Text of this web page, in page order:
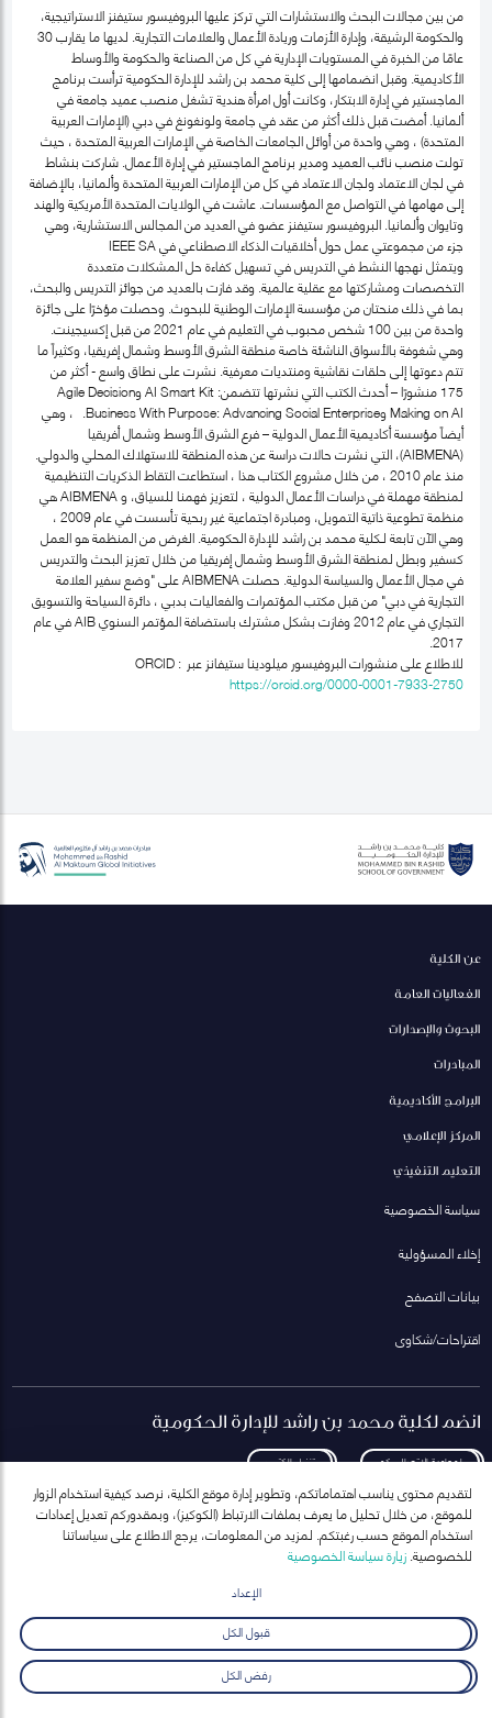
من بين مجالات البحث والاستشارات التي تركز عليها البروفيسور ستيفنز الاستراتيجية،
والحكومة الرشيقة، وإدارة الأزمات وريادة الأعمال والعلامات التجارية. لديها ما يقارب 30
عامًا من الخبرة في المستويات الإدارية في كل من الصناعة والحكومة والأوساط
الأكاديمية. وقبل انضمامها إلى كلية محمد بن راشد للإدارة الحكومية ترأست برنامج
الماجستير في إدارة الابتكار، وكانت أول امرأة هندية تشغل منصب عميد جامعة في
ألمانيا. أمضت قبل ذلك أكثر من عقد في جامعة ولونغونغ في دبي (الإمارات العربية
المتحدة) ، وهي واحدة من أوائل الجامعات الخاصة في الإمارات العربية المتحدة ، حيث
تولت منصب نائب العميد ومدير برنامج الماجستير في إدارة الأعمال. شاركت بنشاط
في لجان الاعتماد ولجان الاعتماد في كل من الإمارات العربية المتحدة وألمانيا، بالإضافة
إلى مهامها في التواصل مع المؤسسات. عاشت في الولايات المتحدة الأمريكية والهند
وتايوان وألمانيا. البروفيسور ستيفنز عضو في العديد من المجالس الاستشارية، وهي
جزء من مجموعتي عمل حول أخلاقيات الذكاء الاصطناعي في IEEE SA
ويتمثل نهجها النشط في التدريس في تسهيل كفاءة حل المشكلات متعددة
التخصصات ومشاركتها مع عقلية عالمية. وقد فازت بالعديد من جوائز التدريس والبحث،
بما في ذلك منحتان من مؤسسة الإمارات الوطنية للبحوث. وحصلت مؤخرًا على جائزة
واحدة من بين 100 شخص محبوب في التعليم في عام 2021 من قبل إكسيجينت.
وهي شغوفة بالأسواق الناشئة خاصة منطقة الشرق الأوسط وشمال إفريقيا، وكثيراً ما
تتم دعوتها إلى حلقات نقاشية ومنتديات معرفية. نشرت على نطاق واسع - أكثر من
175 منشورًا – أحدث الكتب التي نشرتها تتضمن: AI Smart Kit وAgile Decision
Making on AI وBusiness With Purpose: Advancing Social Enterprise. ، وهي
أيضاً مؤسسة أكاديمية الأعمال الدولية – فرع الشرق الأوسط وشمال أفريقيا
(AIBMENA)، التي نشرت حالات دراسة عن هذه المنطقة للاستهلاك المحلي والدولي.
منذ عام 2010 ، من خلال مشروع الكتاب هذا ، استطاعت التقاط الذكريات التنظيمية
لمنطقة مهملة في دراسات الأعمال الدولية ، لتعزيز فهمنا للسياق، و AIBMENA هي
منظمة تطوعية ذاتية التمويل، ومبادرة اجتماعية غير ربحية تأسست في عام 2009 ،
وهي الآن تابعة لـكلية محمد بن راشد للإدارة الحكومية. الغرض من المنظمة هو العمل
كسفير وبطل لمنطقة الشرق الأوسط وشمال إفريقيا من خلال تعزيز البحث والتدريس
في مجال الأعمال والسياسة الدولية. حصلت AIBMENA على "وضع سفير العلامة
التجارية في دبي" من قبل مكتب المؤتمرات والفعاليات بدبي ، دائرة السياحة والتسويق
التجاري في عام 2012 وفازت بشكل مشترك باستضافة المؤتمر السنوي AIB في عام
2017.
للاطلاع على منشورات البروفيسور ميلودينا ستيفانز عبر ORCID :
https://orcid.org/0000-0001-7933-2750
عن الكلية
الفعاليات العامة
البحوث والإصدارات
المبادرات
البرامج الأكاديمية
المركز الإعلامي
التعليم التنفيذي
سياسة الخصوصية
إخلاء المسؤولية
بيانات التصفح
اقتراحات/شكاوى
انضم لكلية محمد بن راشد للإدارة الحكومية
لمعاودة الاتصال بكم تنزيل الكتيب
انضم إلى قائمة مراسلاتنا
ارسال
لتقديم محتوى يناسب اهتماماتكم، وتطوير إدارة موقع الكلية، نرصد كيفية استخدام الزوار
للموقع، من خلال تحليل ما يعرف بملفات الارتباط (الكوكيز)، وبمقدوركم تعديل إعدادات
استخدام الموقع حسب رغبتكم. لمزيد من المعلومات، يرجع الاطلاع على سياساتنا
للخصوصية.زيارة سياسة الخصوصية
الإعداد
قبول الكل
رفض الكل